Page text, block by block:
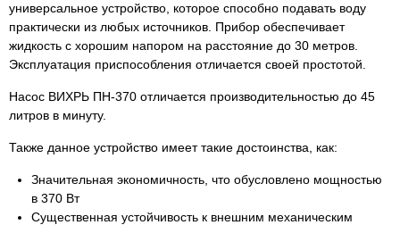
универсальное устройство, которое способно подавать воду
практически из любых источников. Прибор обеспечивает
жидкость с хорошим напором на расстояние до 30 метров.
Эксплуатация приспособления отличается своей простотой.
Насос ВИХРЬ ПН-370 отличается производительностью до 45
литров в минуту.
Также данное устройство имеет такие достоинства, как:
Значительная экономичность, что обусловлено мощностью
в 370 Вт
Существенная устойчивость к внешним механическим